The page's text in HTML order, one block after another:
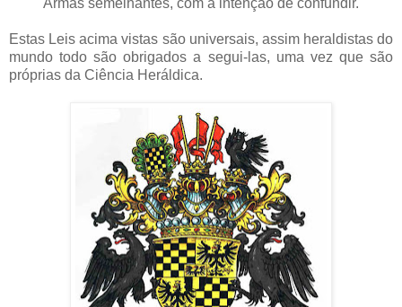
Estas Leis acima vistas são universais, assim heraldistas do
mundo todo são obrigados a segui-las, uma vez que são
próprias da Ciência Heráldica.